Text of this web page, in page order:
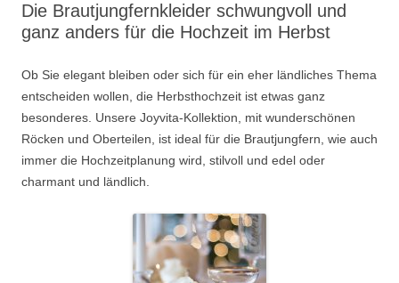
Die Brautjungfernkleider schwungvoll und
ganz anders für die Hochzeit im Herbst
Ob Sie elegant bleiben oder sich für ein eher ländliches Thema
entscheiden wollen, die Herbsthochzeit ist etwas ganz
besonderes. Unsere Joyvita-Kollektion, mit wunderschönen
Röcken und Oberteilen, ist ideal für die Brautjungfern, wie auch
immer die Hochzeitplanung wird, stilvoll und edel oder
charmant und ländlich.